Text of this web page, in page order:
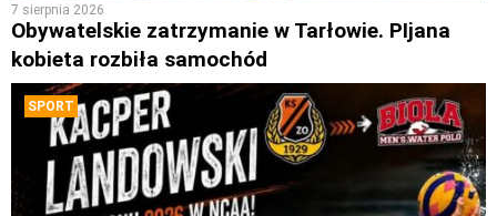
7 sierpnia 2026
Obywatelskie zatrzymanie w Tarłowie. PIjana
kobieta rozbiła samochód
SPORT